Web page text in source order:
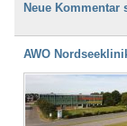
Neue Kommentar
AWO